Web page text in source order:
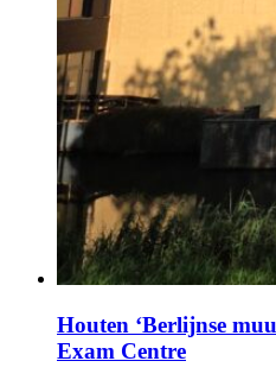
Houten ‘Berlijnse
Exam Centre